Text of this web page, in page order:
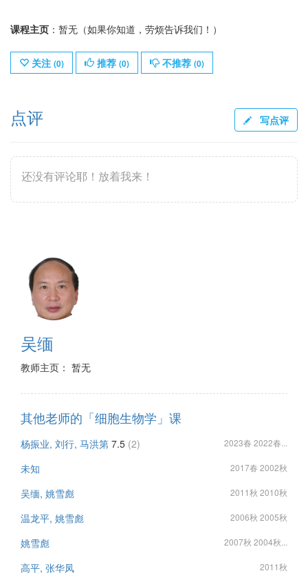
课程主页 ：暂无（如果你知道，劳烦告诉我们！）
关注 (0) 推荐 (0) 不推荐 (0)
点评 写点评
还没有评论耶！放着我来！
吴缅
教师主页： 暂无
其他老师的「细胞生物学」课
杨振业, 刘行, 马洪第 7.5 (2) 2023春 2022春...
未知 2017春 2002秋
吴缅, 姚雪彪 2011秋 2010秋
温龙平, 姚雪彪 2006秋 2005秋
姚雪彪 2007秋 2004秋...
高平, 张华凤 2011秋